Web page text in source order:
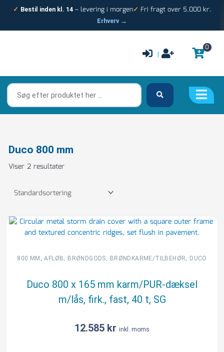
✓ Bestil inden kl. 14– levering i morgen✓ Fri fragt over 5.000 kr.
Erhverv →
|
0
Søg
efter
produktet
Duco 800 mm
Viser 2 resultater
800 MM ,AFLØB, BRØNDGODS, BRØNDKARME/TILBEHØR, DUCO
Duco 800 x 165 mm karm/PUR-dæksel
m/lås, firk., fast, 40 t, SG
12.585 kr inkl. moms